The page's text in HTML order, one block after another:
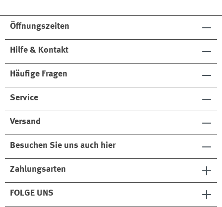
Öffnungszeiten
Hilfe & Kontakt
Häufige Fragen
Service
Versand
Besuchen Sie uns auch hier
Zahlungsarten
FOLGE UNS